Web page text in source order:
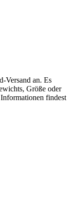
Versand an. Es
Größe oder
findest